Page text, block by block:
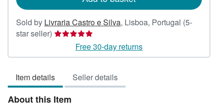
Sold by Livraria Castro e Silva, Lisboa, Portugal (5-
star seller) Seller
5
of
5
stars
Free 30-day returns
Item details Seller details
About this Item